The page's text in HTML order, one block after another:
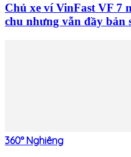
Chủ xe ví VinFast VF 7
chu nhưng vẫn đầy bản
360° Nghiêng